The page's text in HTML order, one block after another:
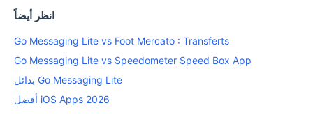
انظر أيضاً
Go Messaging Lite vs Foot Mercato : Transferts
Go Messaging Lite vs Speedometer Speed Box App
بدائل Go Messaging Lite
أفضل iOS Apps 2026